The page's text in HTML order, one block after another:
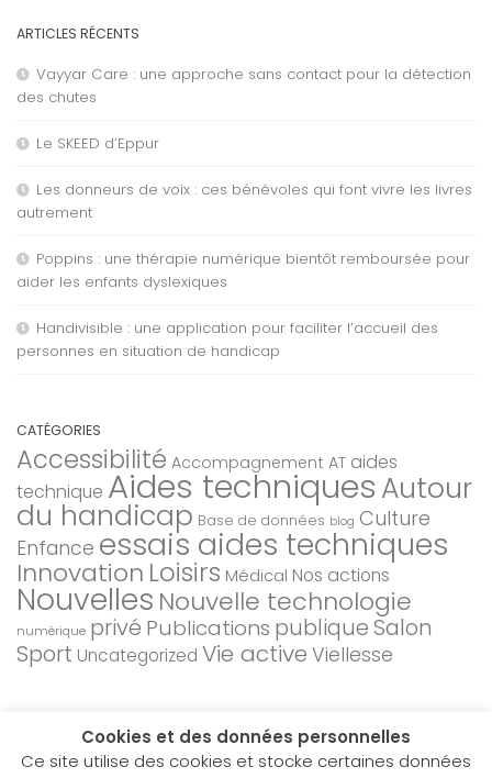
ARTICLES RÉCENTS
Vayyar Care : une approche sans contact pour la détection
des chutes
Le SKEED d’Eppur
Les donneurs de voix : ces bénévoles qui font vivre les livres
autrement
Poppins : une thérapie numérique bientôt remboursée pour
aider les enfants dyslexiques
Handivisible : une application pour faciliter l’accueil des
personnes en situation de handicap
CATÉGORIES
Accessibilité Accompagnement AT aides
technique Aides techniquesAutour
du handicap Base de données blog Culture
Enfance essais aides techniques
Innovation Loisirs Médical Nos actions
Nouvelles Nouvelle technologie
numérique privé Publications publiqueSalon
Sport Uncategorized Vie active Viellesse
Cookies et des données personnelles
Ce site utilise des cookies et stocke certaines données